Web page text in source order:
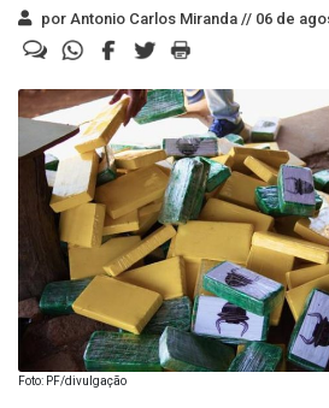
por Antonio Carlos Miranda // 06 de
Foto: PF/divulgação